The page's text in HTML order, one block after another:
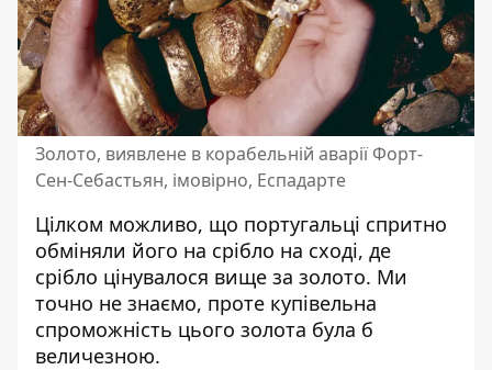
Золото, виявлене в корабельній аварії Форт-
Сен-Себастьян, імовірно, Еспадарте
Цілком можливо, що португальці спритно
обміняли його на срібло на сході, де
срібло цінувалося вище за золото. Ми
точно не знаємо, проте купівельна
спроможність цього золота була б
величезною.